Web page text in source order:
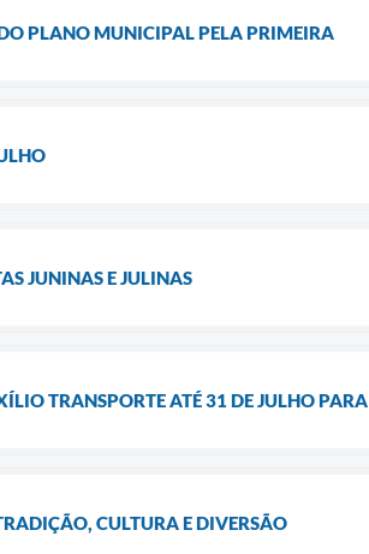
PLANO MUNICIPAL PELA PRIMEIRA
JUNINAS E JULINAS
TRANSPORTE ATÉ 31 DE JULHO PARA
CULTURA E DIVERSÃO